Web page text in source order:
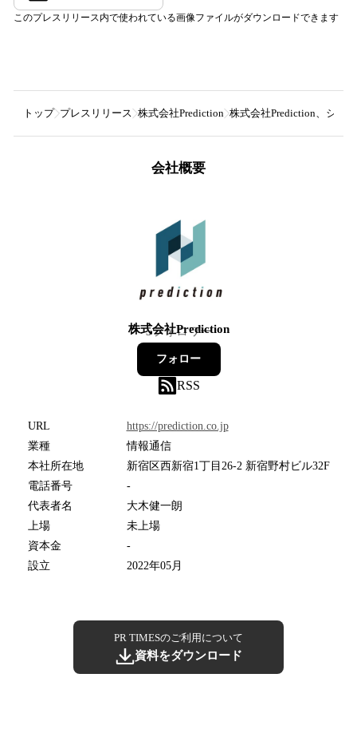
このプレスリリース内で使われている画像ファイルがダウンロードできます
トップ プレスリリース 株式会社Prediction 株式会社Prediction、シリ
会社概要
株式会社Prediction
5フォロワー
フォロー
RSS
URL
https://prediction.co.jp
業種
情報通信
本社所在地
新宿区西新宿1丁目26-2 新宿野村ビル32F
電話番号
-
代表者名
大木健一朗
上場
未上場
資本金
-
設立
2022年05月
PR TIMESのご利用について
資料をダウンロード